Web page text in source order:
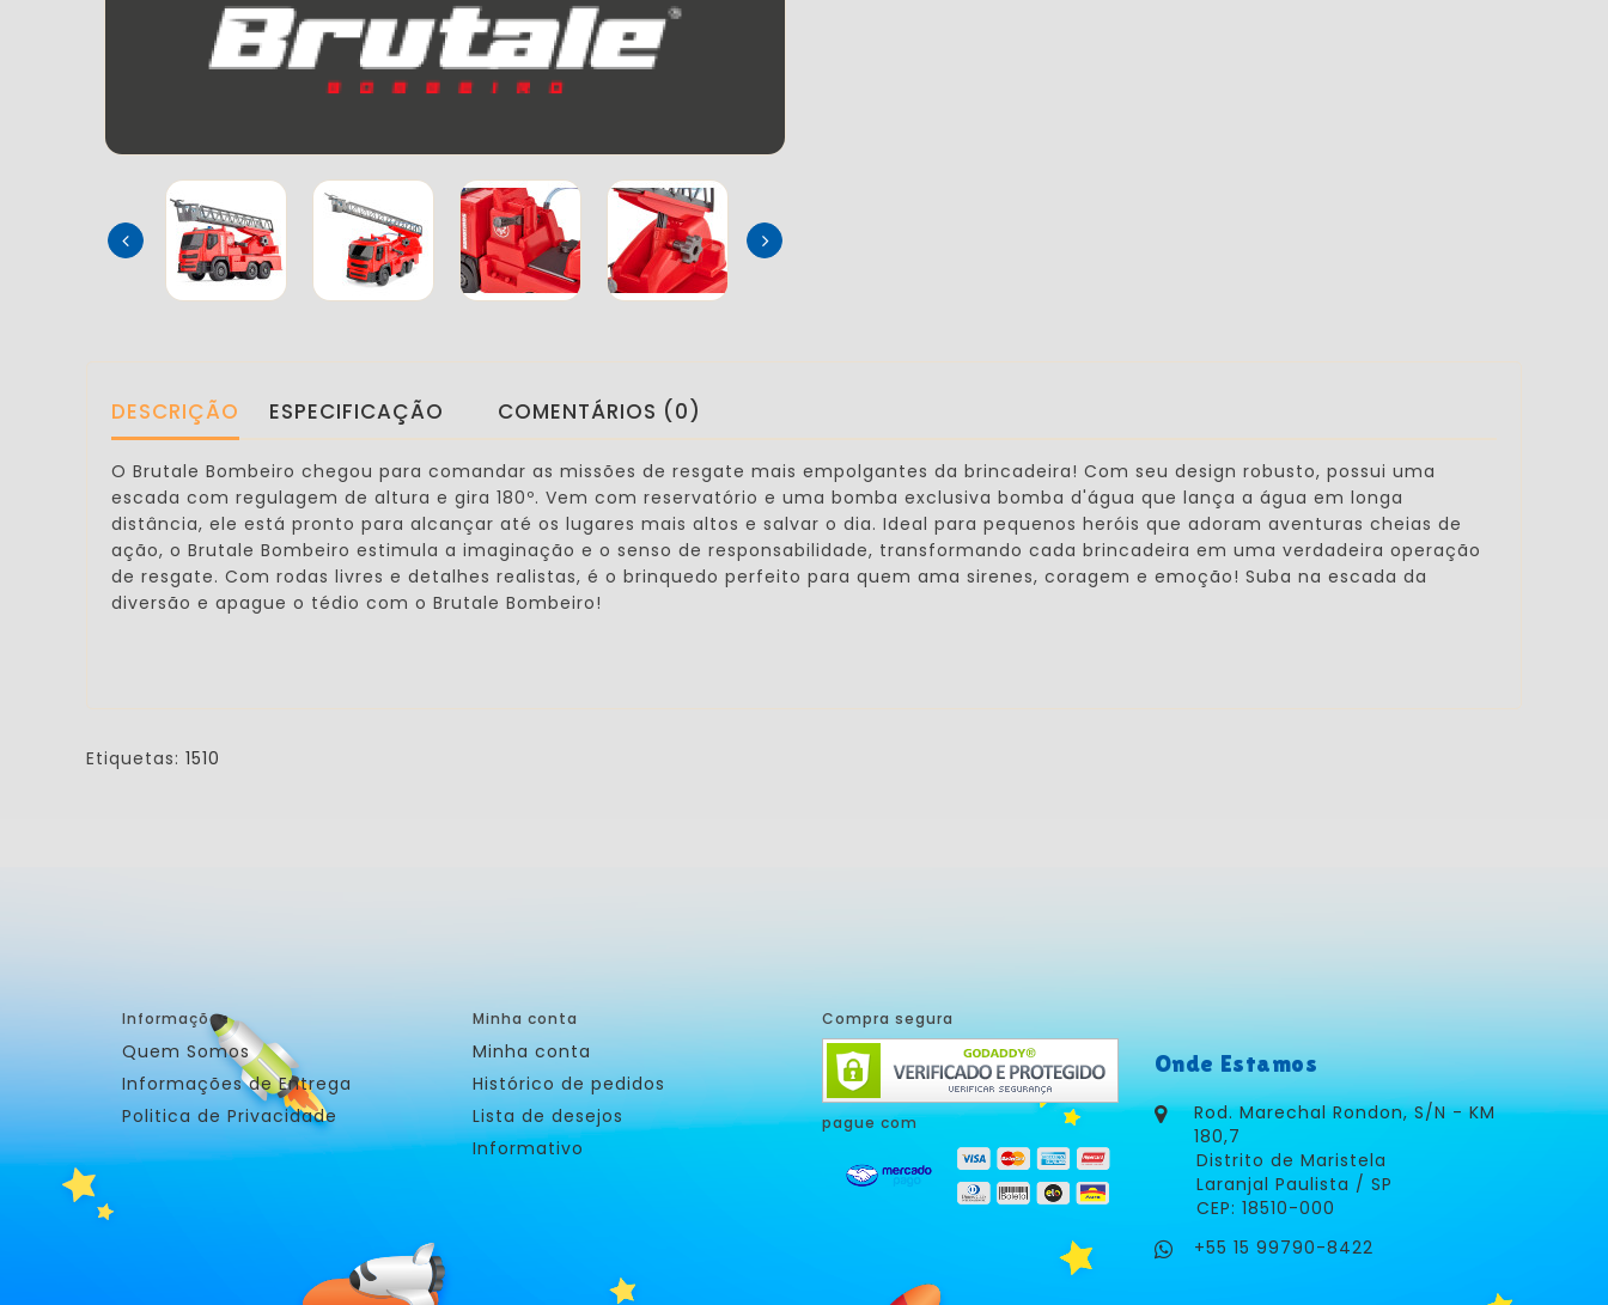
DESCRIÇÃO ESPECIFICAÇÃO COMENTÁRIOS (0)
O Brutale Bombeiro chegou para comandar as missões de resgate mais empolgantes da brincadeira! Com seu design robusto, possui uma
escada com regulagem de altura e gira 180º. Vem com reservatório e uma bomba exclusiva bomba d'água que lança a água em longa
distância, ele está pronto para alcançar até os lugares mais altos e salvar o dia. Ideal para pequenos heróis que adoram aventuras cheias de
ação, o Brutale Bombeiro estimula a imaginação e o senso de responsabilidade, transformando cada brincadeira em uma verdadeira operação
de resgate. Com rodas livres e detalhes realistas, é o brinquedo perfeito para quem ama sirenes, coragem e emoção! Suba na escada da
diversão e apague o tédio com o Brutale Bombeiro!
Etiquetas: 1510
Informações
Quem Somos
Informações de Entrega
Politica de Privacidade
Minha conta
Minha conta
Histórico de pedidos
Lista de desejos
Informativo
Compra segura
pague com
Onde Estamos
Rod. Marechal Rondon, S/N - KM
180,7
Distrito de Maristela
Laranjal Paulista / SP
CEP: 18510-000
+55 15 99790-8422